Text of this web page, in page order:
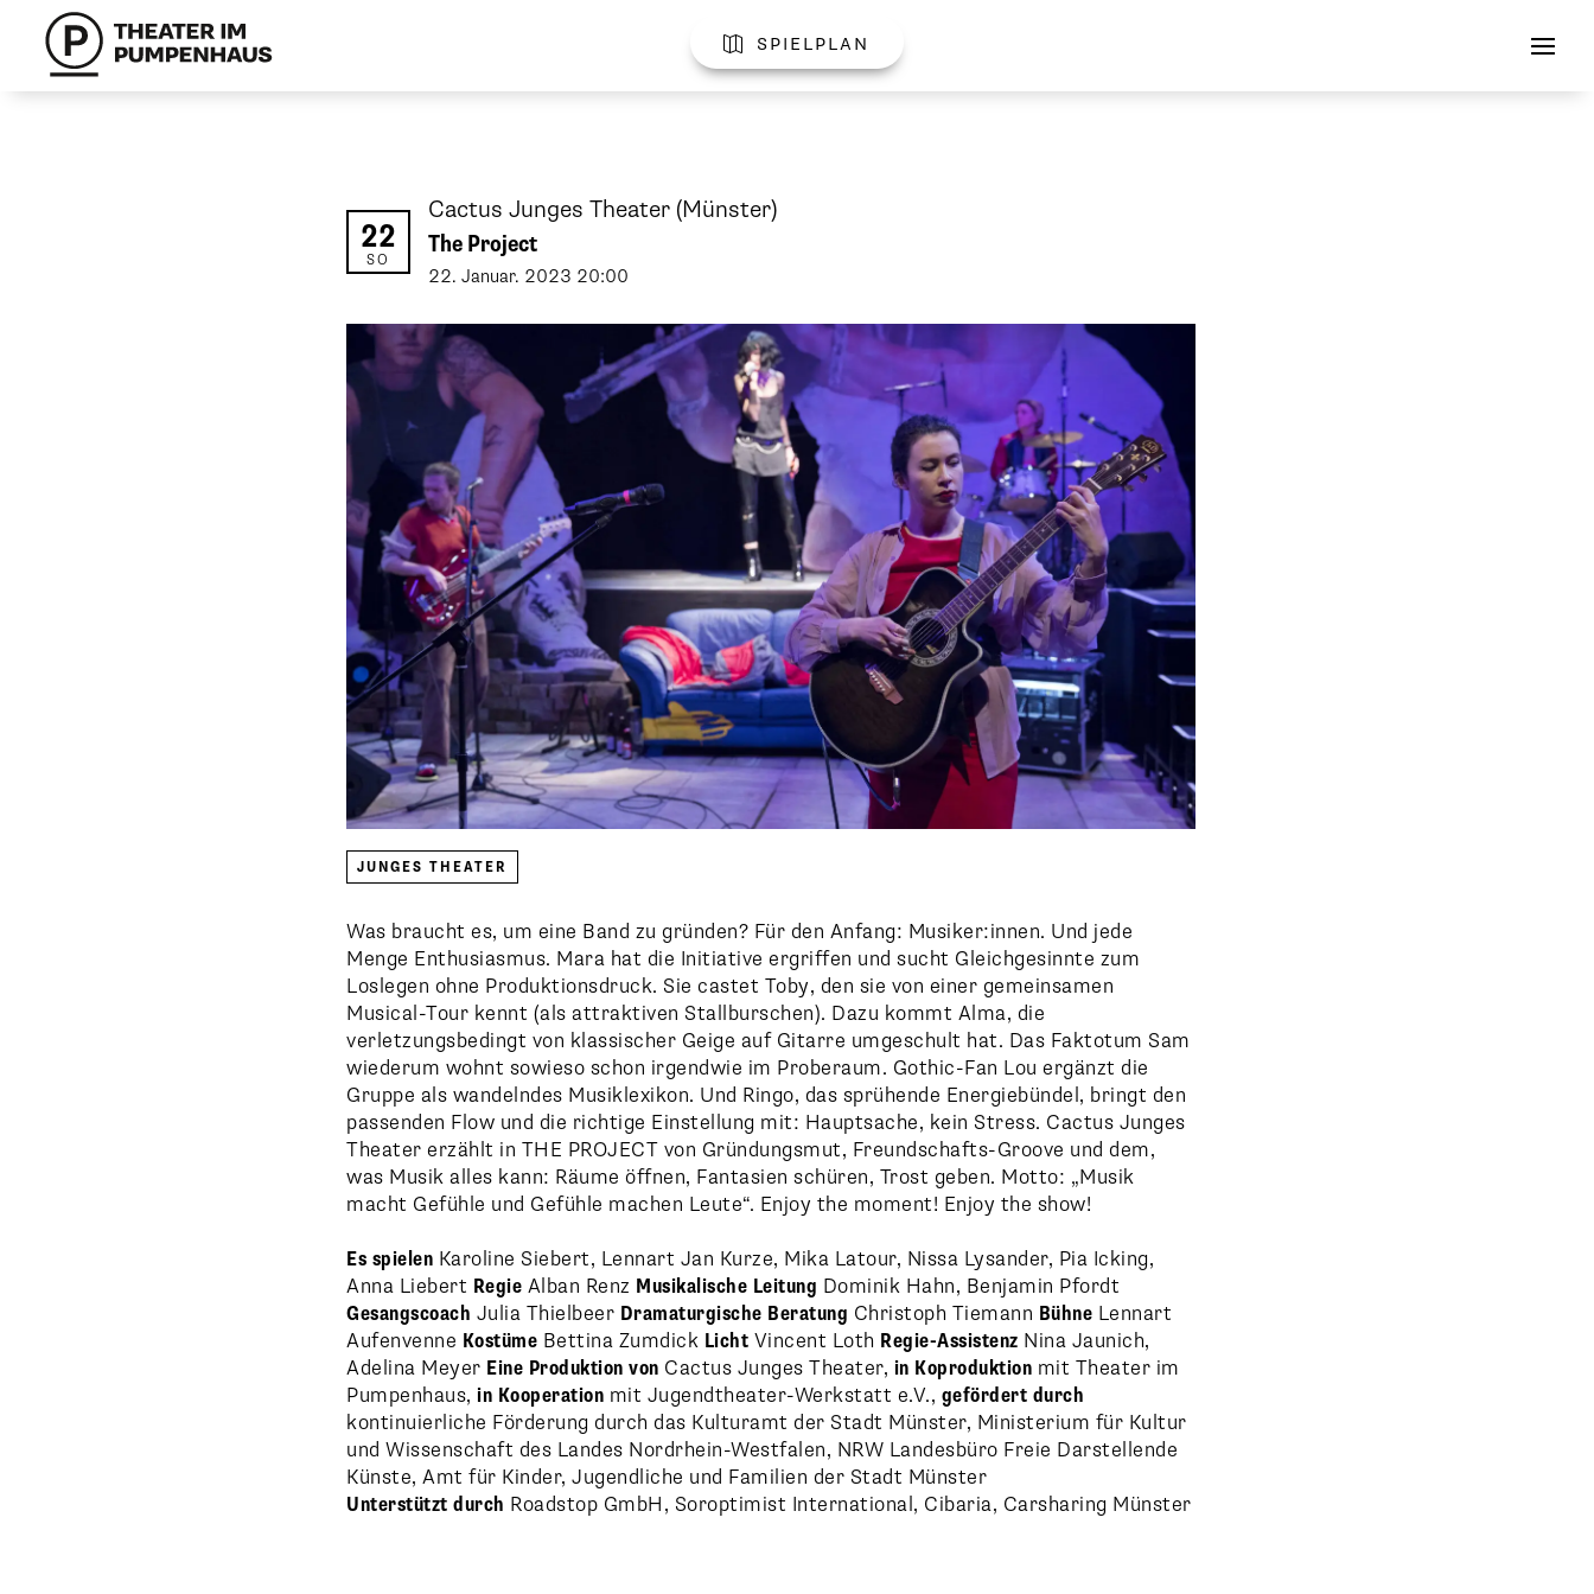
 spielplan
22
SO
Cactus Junges Theater (Münster)
The Project
22. Januar. 2023 20:00
JUNGES THEATER
Was braucht es, um eine Band zu gründen? Für den Anfang: Musiker:innen. Und jede
Menge Enthusiasmus. Mara hat die Initiative ergriffen und sucht Gleichgesinnte zum
Loslegen ohne Produktionsdruck. Sie castet Toby, den sie von einer gemeinsamen
Musical-Tour kennt (als attraktiven Stallburschen). Dazu kommt Alma, die
verletzungsbedingt von klassischer Geige auf Gitarre umgeschult hat. Das Faktotum Sam
wiederum wohnt sowieso schon irgendwie im Proberaum. Gothic-Fan Lou ergänzt die
Gruppe als wandelndes Musiklexikon. Und Ringo, das sprühende Energiebündel, bringt den
passenden Flow und die richtige Einstellung mit: Hauptsache, kein Stress. Cactus Junges
Theater erzählt in THE PROJECT von Gründungsmut, Freundschafts-Groove und dem,
was Musik alles kann: Räume öffnen, Fantasien schüren, Trost geben. Motto: „Musik
macht Gefühle und Gefühle machen Leute“. Enjoy the moment! Enjoy the show!
Es spielen Karoline Siebert, Lennart Jan Kurze, Mika Latour, Nissa Lysander, Pia Icking,
Anna Liebert Regie Alban Renz Musikalische Leitung Dominik Hahn, Benjamin Pfordt
Gesangscoach Julia Thielbeer Dramaturgische Beratung Christoph Tiemann Bühne Lennart
Aufenvenne Kostüme Bettina Zumdick Licht Vincent Loth Regie-Assistenz Nina Jaunich,
Adelina Meyer Eine Produktion von Cactus Junges Theater, in Koproduktion mit Theater im
Pumpenhaus, in Kooperation mit Jugendtheater-Werkstatt e.V., gefördert durch
kontinuierliche Förderung durch das Kulturamt der Stadt Münster, Ministerium für Kultur
und Wissenschaft des Landes Nordrhein-Westfalen, NRW Landesbüro Freie Darstellende
Künste, Amt für Kinder, Jugendliche und Familien der Stadt Münster
Unterstützt durch Roadstop GmbH, Soroptimist International, Cibaria, Carsharing Münster